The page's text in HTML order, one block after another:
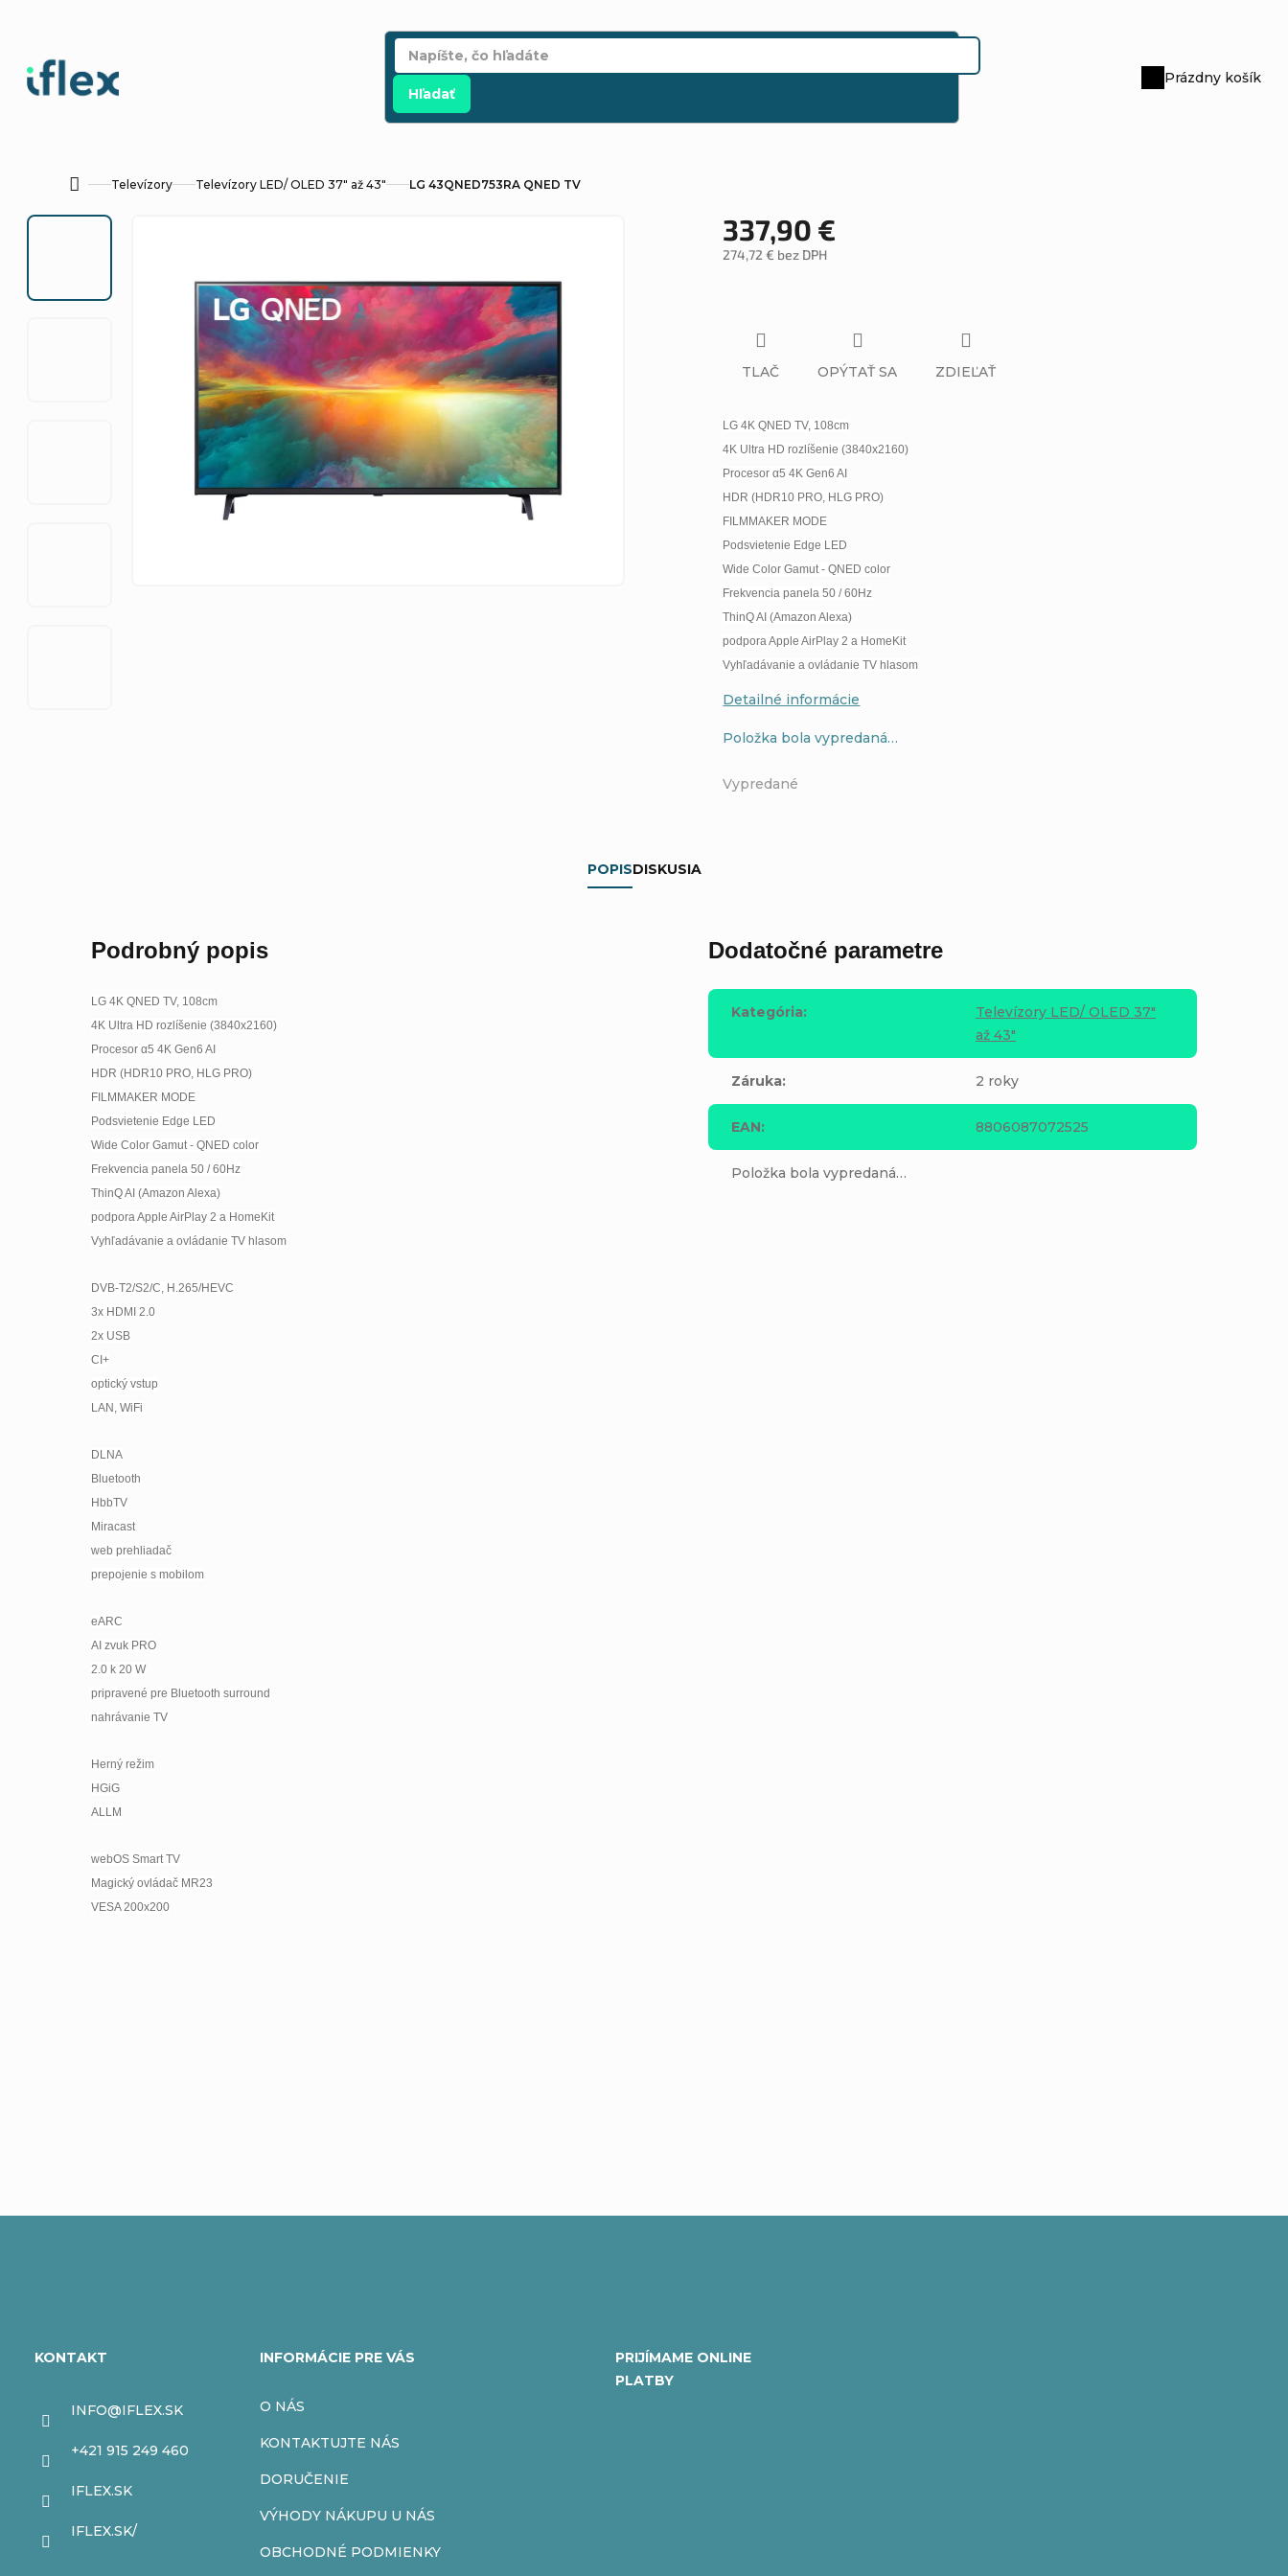
Hľadať
Nákupný
Prázdny košík
DomovTelevízory Televízory LED/ OLED 37" až 43" LG 43QNED753RA QNED TV
337,90 €
274,72 € bez DPH
Vypredané
Položka bola vypredaná…
LG 4K QNED TV, 108cm
4K Ultra HD rozlíšenie (3840x2160)
Procesor α5 4K Gen6 AI
HDR (HDR10 PRO, HLG PRO)
FILMMAKER MODE
Podsvietenie Edge LED
Wide Color Gamut - QNED color
Frekvencia panela 50 / 60Hz
ThinQ AI (Amazon Alexa)
podpora Apple AirPlay 2 a HomeKit
Vyhľadávanie a ovládanie TV hlasom
Detailné informácie
TLAČ OPÝTAŤ SA ZDIEĽAŤ
POPISDISKUSIA
Podrobný popis
LG 4K QNED TV, 108cm
4K Ultra HD rozlíšenie (3840x2160)
Procesor α5 4K Gen6 AI
HDR (HDR10 PRO, HLG PRO)
FILMMAKER MODE
Podsvietenie Edge LED
Wide Color Gamut - QNED color
Frekvencia panela 50 / 60Hz
ThinQ AI (Amazon Alexa)
podpora Apple AirPlay 2 a HomeKit
Vyhľadávanie a ovládanie TV hlasom
DVB-T2/S2/C, H.265/HEVC
3x HDMI 2.0
2x USB
CI+
optický vstup
LAN, WiFi
DLNA
Bluetooth
HbbTV
Miracast
web prehliadač
prepojenie s mobilom
eARC
AI zvuk PRO
2.0 k 20 W
pripravené pre Bluetooth surround
nahrávanie TV
Herný režim
HGiG
ALLM
webOS Smart TV
Magický ovládač MR23
VESA 200x200
Dodatočné parametre
Kategória:
Televízory LED/ OLED 37"
až 43"
Záruka: 2 roky
EAN: 8806087072525
Položka bola vypredaná…
KONTAKT
INFO@IFLEX.SK
+421 915 249 460
IFLEX.SK
IFLEX.SK/
INFORMÁCIE PRE VÁS
O NÁS
KONTAKTUJTE NÁS
DORUČENIE
VÝHODY NÁKUPU U NÁS
OBCHODNÉ PODMIENKY
PRIJÍMAME ONLINE
PLATBY